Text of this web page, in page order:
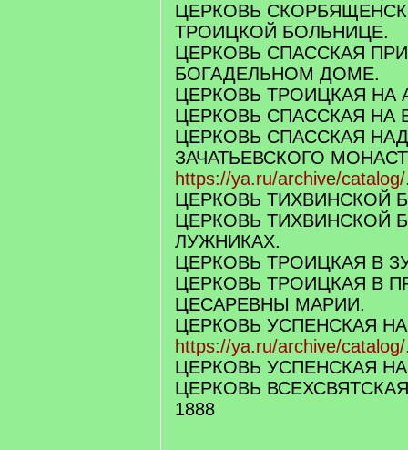
ЦЕРКОВЬ
ТРОИЦКОЙ БОЛЬНИЦЕ.
ЦЕРКОВЬ СПАССКАЯ
БОГАДЕЛЬНОМ ДОМЕ.
ЦЕРКОВЬ ТРОИЦКАЯ НА
ЦЕРКОВЬ СПАССКАЯ НА
ЦЕРКОВЬ СПАССКАЯ
ЗАЧАТЬЕВСКОГО
https://ya.ru/archive/
ЦЕРКОВЬ ТИХВИНСКОЙ
ЦЕРКОВЬ ТИХВИНСКОЙ
ЛУЖНИКАХ.
ЦЕРКОВЬ ТРОИЦКАЯ В
ЦЕРКОВЬ ТРОИЦКАЯ В
ЦЕСАРЕВНЫ МАРИИ.
ЦЕРКОВЬ УСПЕНСКАЯ
https://ya.ru/archive/
ЦЕРКОВЬ УСПЕНСКАЯ
ЦЕРКОВЬ ВСЕХСВЯТСКАЯ
1888